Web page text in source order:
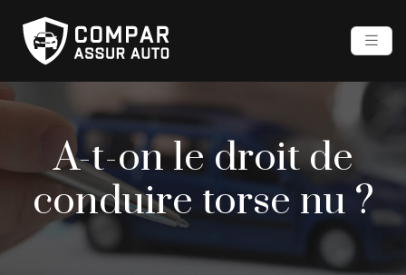
A-t-on le droit de
conduire torse nu ?